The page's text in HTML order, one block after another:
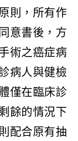
則，所有作
意書後，方
術之癌症病
病人與健檢
僅在臨床診
餘的情況下
配合原有抽